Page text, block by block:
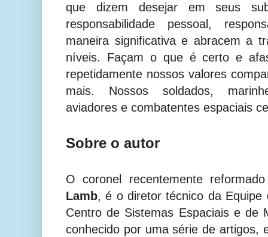
que dizem desejar em seus
responsabilidade pessoal,
maneira significativa e abracem a
níveis. Façam o que é certo e
repetidamente nossos valores
mais. Nossos soldados,
aviadores e combatentes espaciais
Sobre o autor
O coronel recentemente
Lamb, é o diretor técnico da Equipe
Centro de Sistemas Espaciais e de
conhecido por uma série de artigos,